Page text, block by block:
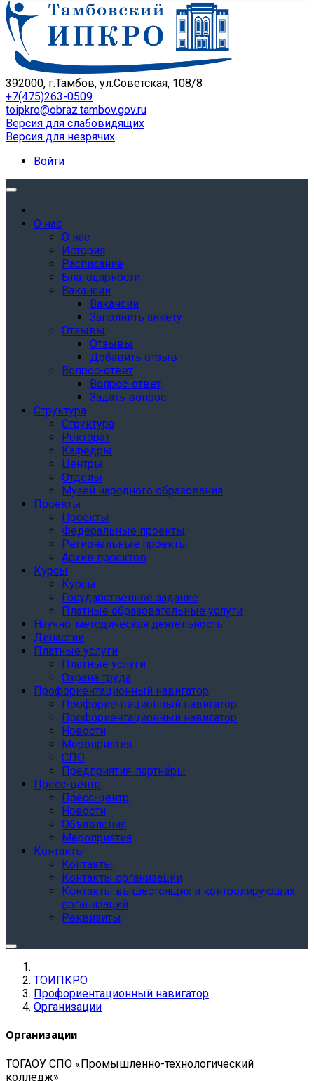
392000, г.Тамбов, ул.Советская, 108/8
+7(475)263-0509
toipkro@obraz.tambov.gov.ru
Версия для слабовидящих
Версия для незрячих
Войти
О нас
О нас
История
Расписание
Благодарности
Вакансии
Вакансии
Заполнить анкету
Отзывы
Отзывы
Добавить отзыв
Вопрос-ответ
Вопрос-ответ
Задать вопрос
Структура
Структура
Ректорат
Кафедры
Центры
Отделы
Музей народного образования
Проекты
Проекты
Федеральные проекты
Региональные проекты
Архив проектов
Курсы
Курсы
Государственное задание
Платные образовательные услуги
Научно-методическая деятельность
Династии
Платные услуги
Платные услуги
Охрана труда
Профориентационный навигатор
Профориентационный навигатор
Профориентационный навигатор
Новости
Мероприятия
СПО
Предприятия-партнёры
Пресс-центр
Пресс-центр
Новости
Объявления
Мероприятия
Контакты
Контакты
Контакты организации
Контакты вышестоящих и контролирующих
организаций
Реквизиты
ТОИПКРО
Профориентационный навигатор
Организации
Организации
ТОГАОУ СПО «Промышленно-технологический
колледж»